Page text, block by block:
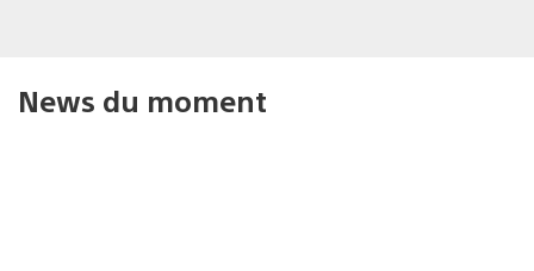
News du moment